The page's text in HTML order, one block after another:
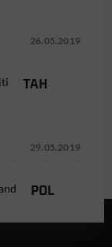
26.05.2019
TAH
29.05.2019
POL